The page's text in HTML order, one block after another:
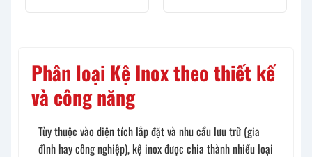
Phân loại Kệ Inox theo thiết kế
và công năng
Tùy thuộc vào diện tích lắp đặt và nhu cầu lưu trữ (gia
đình hay công nghiệp), kệ inox được chia thành nhiều loại